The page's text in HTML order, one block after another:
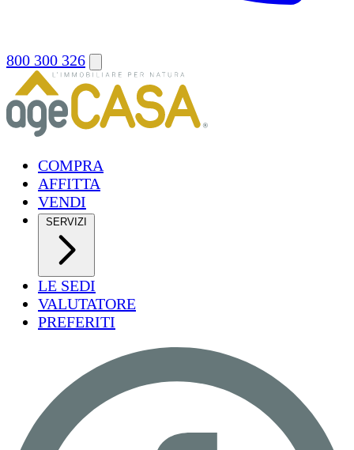
800 300 326
COMPRA
AFFITTA
VENDI
LE SEDI
VALUTATORE
PREFERITI